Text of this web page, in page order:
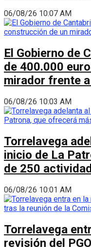
06/08/26 10:07 AM
El Gobierno de
de 400.000
mirador frente
06/08/26 10:03 AM
Torrelavega
inicio de La
de 250
06/08/26 10:01 AM
Torrelavega
revisión del